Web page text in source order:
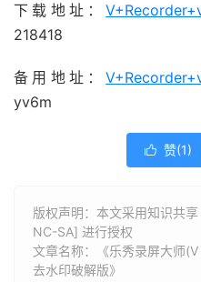
下载地址：
218418
备用地址：
yv6m
 赞(1)
版权声明：本文采用知识共
NC-SA] 进行授权
文章名称：《乐秀录屏大师
去水印破解版》